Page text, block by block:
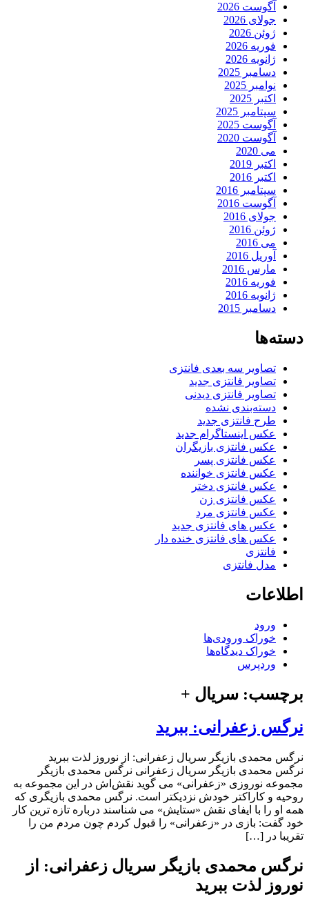
آگوست 2026
جولای 2026
ژوئن 2026
فوریه 2026
ژانویه 2026
دسامبر 2025
نوامبر 2025
اکتبر 2025
سپتامبر 2025
آگوست 2025
آگوست 2020
می 2020
اکتبر 2019
اکتبر 2016
سپتامبر 2016
آگوست 2016
جولای 2016
ژوئن 2016
می 2016
آوریل 2016
مارس 2016
فوریه 2016
ژانویه 2016
دسامبر 2015
دسته‌ها
تصاویر سه بعدی فانتزی
تصاویر فانتزی جدید
تصاویر فانتزی دیدنی
دسته‌بندی نشده
طرح فانتزی جدید
عکس اینستاگرام جدید
عکس فانتزی بازیگران
عکس فانتزی پسر
عکس فانتزی خواننده
عکس فانتزی دختر
عکس فانتزی زن
عکس فانتزی مرد
عکس های فانتزی جدید
عکس های فانتزی خنده دار
فانتزی
مدل فانتزی
اطلاعات
ورود
خوراک ورودی‌ها
خوراک دیدگاه‌ها
وردپرس
برچسب: سریال +
نرگس زعفرانی: ببرید
نرگس محمدی بازیگر سریال زعفرانی: از نوروز لذت ببرید
نرگس محمدی بازیگر سریال زعفرانی نرگس محمدی بازیگر
مجموعه نوروزی «زعفرانی» می گوید نقش‌اش در این مجموعه به
روحیه و کاراکتر خودش نزدیکتر است. نرگس محمدی بازیگری که
همه او را با ایفای نقش «ستایش» می شناسند درباره تازه ترین کار
خود گفت: بازی در «زعفرانی» را قبول کردم چون مردم من را
تقریبا در […]
نرگس محمدی بازیگر سریال زعفرانی: از
نوروز لذت ببرید